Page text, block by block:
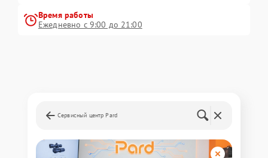
Время работы
Ежедневно с 9:00 до 21:00
Сервисный центр Pard